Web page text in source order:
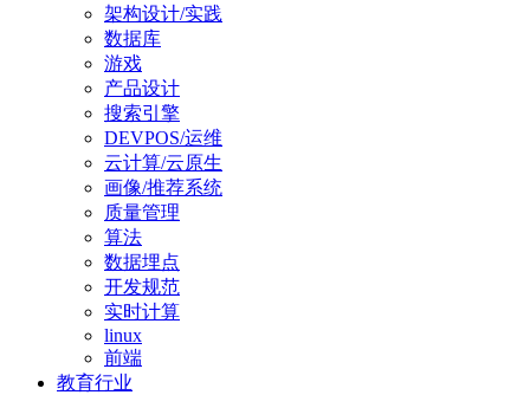
架构设计/实践
数据库
游戏
产品设计
搜索引擎
DEVPOS/运维
云计算/云原生
画像/推荐系统
质量管理
算法
数据埋点
开发规范
实时计算
linux
前端
教育行业